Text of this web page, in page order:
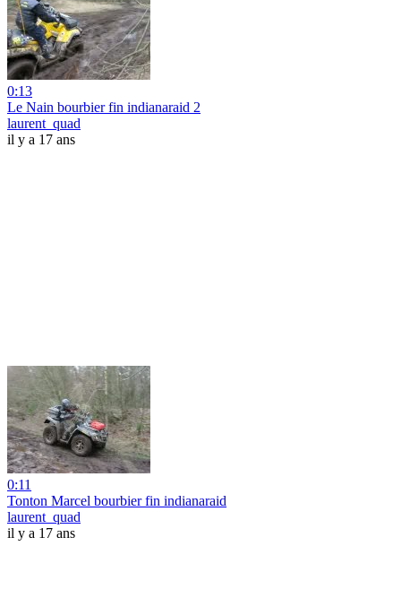
0:13
Le Nain bourbier fin indianaraid 2
laurent_quad
il y a 17 ans
0:11
Tonton Marcel bourbier fin indianaraid
laurent_quad
il y a 17 ans